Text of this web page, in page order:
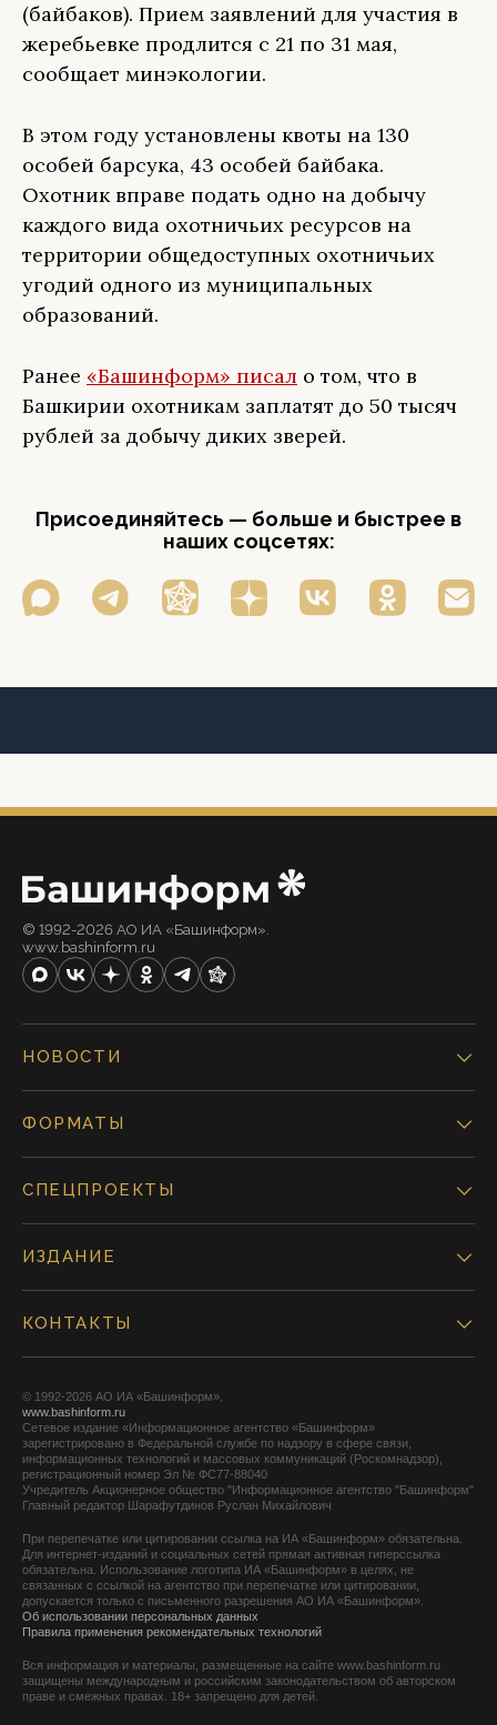
(байбаков). Прием заявлений для участия в
жеребьевке продлится с 21 по 31 мая,
сообщает минэкологии.
В этом году установлены квоты на 130
особей барсука, 43 особей байбака.
Охотник вправе подать одно на добычу
каждого вида охотничьих ресурсов на
территории общедоступных охотничьих
угодий одного из муниципальных
образований.
Ранее «Башинформ» писал о том, что в
Башкирии охотникам заплатят до 50 тысяч
рублей за добычу диких зверей.
Присоединяйтесь — больше и быстрее в
наших соцсетях:
© 1992-2026 АО ИА «Башинформ».
www.bashinform.ru
НОВОСТИ
ФОРМАТЫ
СПЕЦПРОЕКТЫ
ИЗДАНИЕ
КОНТАКТЫ
© 1992-2026 АО ИА «Башинформ».
www.bashinform.ru
Сетевое издание «Информационное агентство «Башинформ»
зарегистрировано в Федеральной службе по надзору в сфере связи,
информационных технологий и массовых коммуникаций (Роскомнадзор),
регистрационный номер Эл № ФС77-88040
Учредитель Акционерное общество "Информационное агентство "Башинформ"
Главный редактор Шарафутдинов Руслан Михайлович
При перепечатке или цитировании ссылка на ИА «Башинформ» обязательна.
Для интернет-изданий и социальных сетей прямая активная гиперссылка
обязательна. Использование логотипа ИА «Башинформ» в целях, не
связанных с ссылкой на агентство при перепечатке или цитировании,
допускается только с письменного разрешения АО ИА «Башинформ».
Об использовании персональных данных
Правила применения рекомендательных технологий
Вся информация и материалы, размещенные на сайте www.bashinform.ru
защищены международным и российским законодательством об авторском
праве и смежных правах. 18+ запрещено для детей.